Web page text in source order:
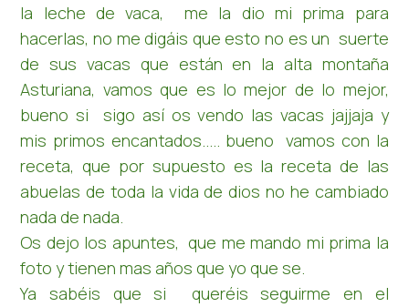
la leche de vaca, me la dio mi prima para
hacerlas, no me digáis que esto no es un suerte
de sus vacas que están en la alta montaña
Asturiana, vamos que es lo mejor de lo mejor,
bueno si sigo así os vendo las vacas jajjaja y
mis primos encantados..... bueno vamos con la
receta, que por supuesto es la receta de las
abuelas de toda la vida de dios no he cambiado
nada de nada.
Os dejo los apuntes, que me mando mi prima la
foto y tienen mas años que yo que se.
Ya sabéis que si queréis seguirme en el